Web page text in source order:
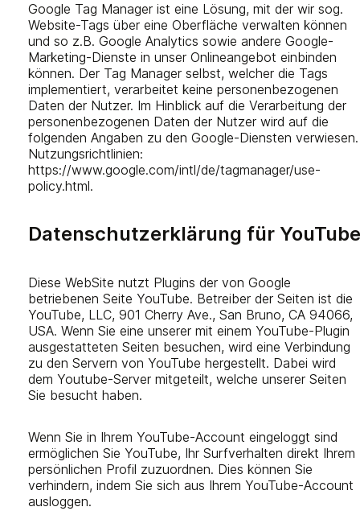
Google Tag Manager ist eine Lösung, mit der wir sog.
Website-Tags über eine Oberfläche verwalten können
und so z.B. Google Analytics sowie andere Google-
Marketing-Dienste in unser Onlineangebot einbinden
können. Der Tag Manager selbst, welcher die Tags
implementiert, verarbeitet keine personenbezogenen
Daten der Nutzer. Im Hinblick auf die Verarbeitung der
personenbezogenen Daten der Nutzer wird auf die
folgenden Angaben zu den Google-Diensten verwiesen.
Nutzungsrichtlinien:
https://www.google.com/intl/de/tagmanager/use-
policy.html.
Datenschutzerklärung für YouTube
Diese WebSite nutzt Plugins der von Google
betriebenen Seite YouTube. Betreiber der Seiten ist die
YouTube, LLC, 901 Cherry Ave., San Bruno, CA 94066,
USA. Wenn Sie eine unserer mit einem YouTube-Plugin
ausgestatteten Seiten besuchen, wird eine Verbindung
zu den Servern von YouTube hergestellt. Dabei wird
dem Youtube-Server mitgeteilt, welche unserer Seiten
Sie besucht haben.
Wenn Sie in Ihrem YouTube-Account eingeloggt sind
ermöglichen Sie YouTube, Ihr Surfverhalten direkt Ihrem
persönlichen Profil zuzuordnen. Dies können Sie
verhindern, indem Sie sich aus Ihrem YouTube-Account
ausloggen.